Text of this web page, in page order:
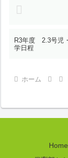
R3年度 2.3号児
学日程
ホーム
Home